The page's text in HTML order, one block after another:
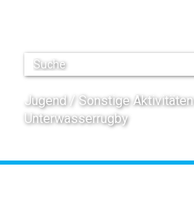
Jugend Sonstige Aktivitäten
Unterwasserrugby